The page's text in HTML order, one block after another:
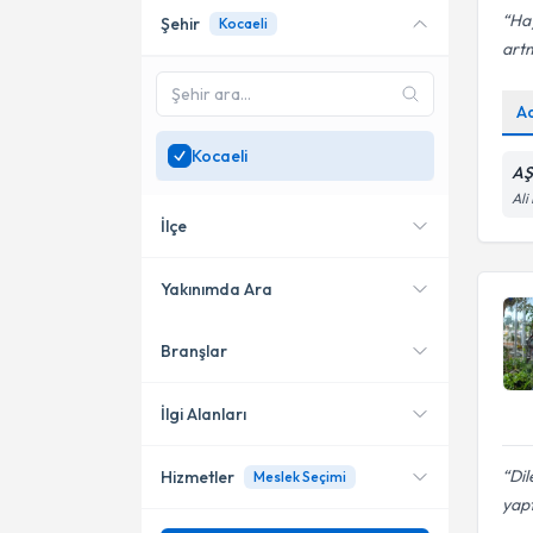
Ali
Online danışmanlık sunan
SadeceKocaeli
uzman ara
Şehir Kocaeli
Kocaeli
İlçe
İzmit
Başiskele
Yakınımda Ara
Konumuma yakın uzmanları
Branşlar
Psikoloji
İlgi Alanları
Hizmetler Meslek Seçimi